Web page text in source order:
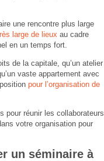
une rencontre plus large
large de lieux au cadre
en un temps fort.
de la capitale, qu’un atelier
vaste appartement avec
pour l’organisation de
pour réunir les collaborateurs
votre organisation pour
un séminaire à